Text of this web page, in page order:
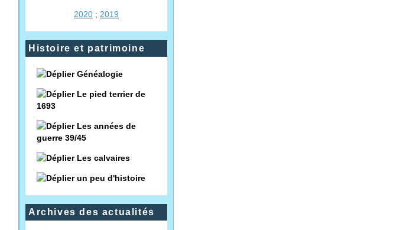
2020 ; 2019
Histoire et patrimoine
Généalogie
Le pied terrier de
1693
Les années de
guerre 39/45
Les calvaires
un peu d'histoire
Archives des actualités